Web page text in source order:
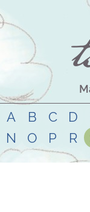
A B C D
N
O P R